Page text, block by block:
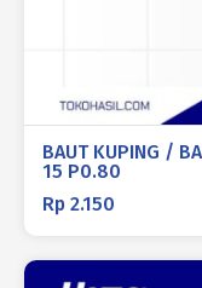
BAUT KUPING /
15 P0.80
Rp 2.150